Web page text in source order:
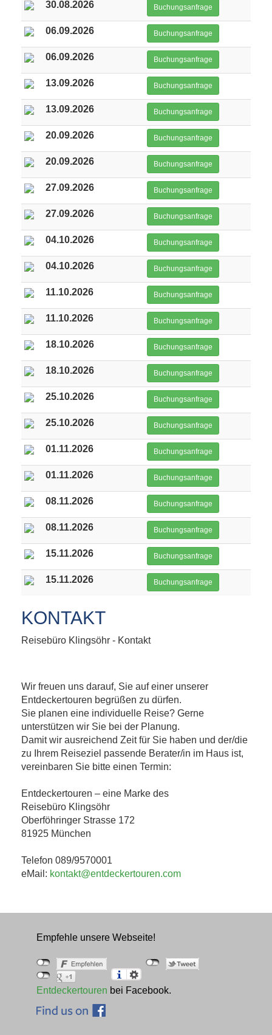
30.08.2026 Buchungsanfrage
06.09.2026 Buchungsanfrage
06.09.2026 Buchungsanfrage
13.09.2026 Buchungsanfrage
13.09.2026 Buchungsanfrage
20.09.2026 Buchungsanfrage
20.09.2026 Buchungsanfrage
27.09.2026 Buchungsanfrage
27.09.2026 Buchungsanfrage
04.10.2026 Buchungsanfrage
04.10.2026 Buchungsanfrage
11.10.2026 Buchungsanfrage
11.10.2026 Buchungsanfrage
18.10.2026 Buchungsanfrage
18.10.2026 Buchungsanfrage
25.10.2026 Buchungsanfrage
25.10.2026 Buchungsanfrage
01.11.2026 Buchungsanfrage
01.11.2026 Buchungsanfrage
08.11.2026 Buchungsanfrage
08.11.2026 Buchungsanfrage
15.11.2026 Buchungsanfrage
15.11.2026 Buchungsanfrage
KONTAKT
Reisebüro Klingsöhr - Kontakt
Wir freuen uns darauf, Sie auf einer unserer
Entdeckertouren begrüßen zu dürfen.
Sie planen eine individuelle Reise? Gerne
unterstützen wir Sie bei der Planung.
Damit wir ausreichend Zeit für Sie haben und der/die
zu Ihrem Reiseziel passende Berater/in im Haus ist,
vereinbaren Sie bitte einen Termin:
Entdeckertouren – eine Marke des
Reisebüro Klingsöhr
Oberföhringer Strasse 172
81925 München
Telefon 089/9570001
eMail: kontakt@entdeckertouren.com
Empfehle unsere Webseite!
Entdeckertouren bei Facebook.